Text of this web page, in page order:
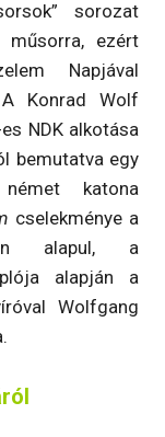
sorozat
ezért
Napjával
Konrad Wolf
NDK alkotása
bemutatva egy
katona
cselekménye a
alapul, a
alapján a
Wolfgang